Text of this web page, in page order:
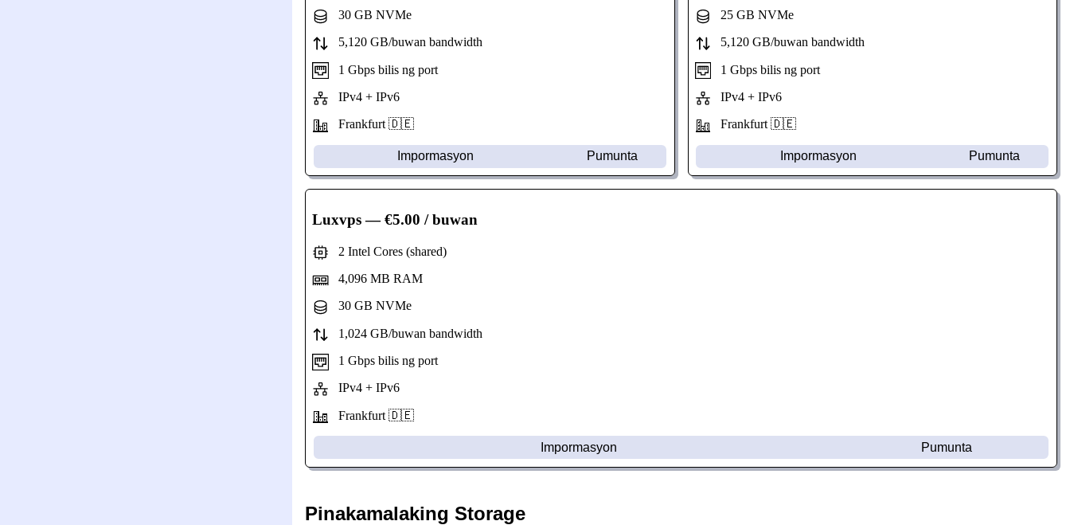
30 GB NVMe
5,120 GB/buwan bandwidth
1 Gbps bilis ng port
IPv4 + IPv6
Frankfurt 🇩🇪
Impormasyon Pumunta
25 GB NVMe
5,120 GB/buwan bandwidth
1 Gbps bilis ng port
IPv4 + IPv6
Frankfurt 🇩🇪
Impormasyon Pumunta
Luxvps— €5.00 / buwan
2 Intel Cores (shared)
4,096 MB RAM
30 GB NVMe
1,024 GB/buwan bandwidth
1 Gbps bilis ng port
IPv4 + IPv6
Frankfurt 🇩🇪
Impormasyon Pumunta
Pinakamalaking Storage